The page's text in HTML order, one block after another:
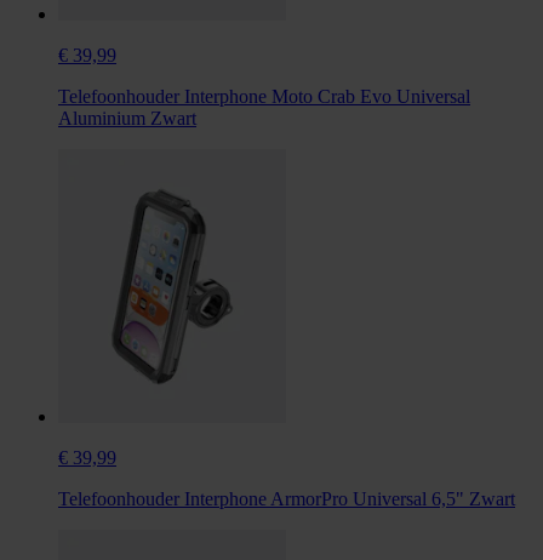
€ 39,99
Telefoonhouder Interphone Moto Crab Evo Universal
Aluminium Zwart
€ 39,99
Telefoonhouder Interphone ArmorPro Universal 6,5" Zwart